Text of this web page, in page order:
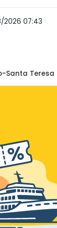
2026 07:43
Santa Teresa